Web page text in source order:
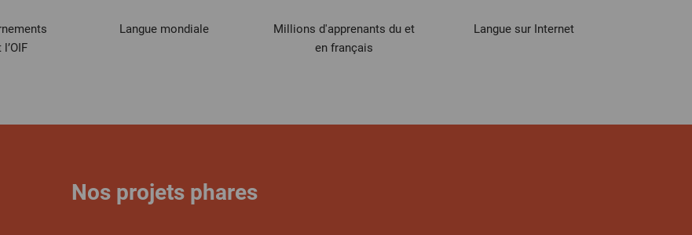
Langue mondiale
Millions d'apprenants du et
en français
Langue sur Internet
Nos projets phares